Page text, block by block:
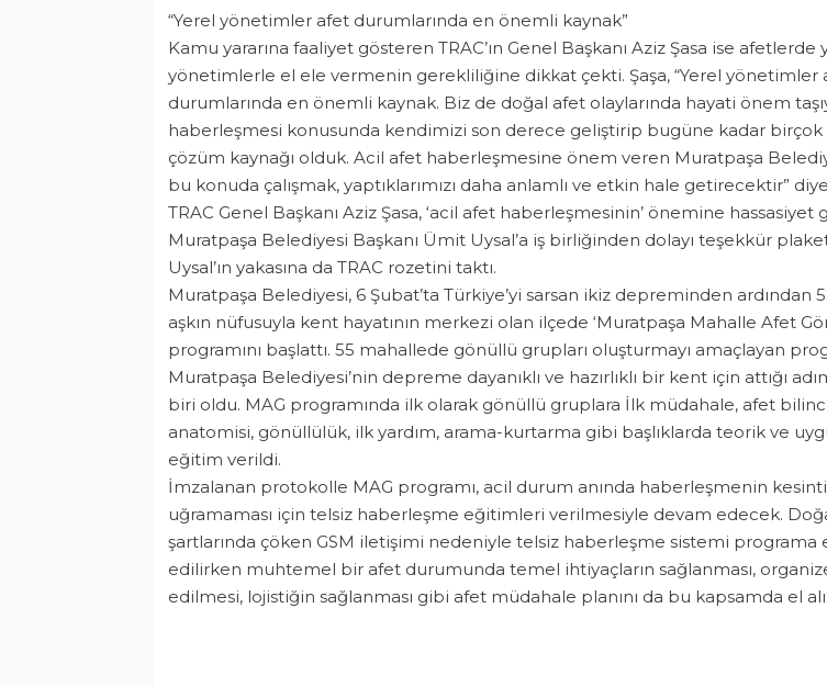
“Yerel yönetimler afet durumlarında en önemli kaynak”
Kamu yararına faaliyet gösteren TRAC’ın Genel Başkanı Aziz Şasa ise afetlerde
yönetimlerle el ele vermenin gerekliliğine dikkat çekti. Şaşa, “Yerel yönetimler
durumlarında en önemli kaynak. Biz de doğal afet olaylarında hayati önem
haberleşmesi konusunda kendimizi son derece geliştirip bugüne kadar birçok
çözüm kaynağı olduk. Acil afet haberleşmesine önem veren Muratpaşa
bu konuda çalışmak, yaptıklarımızı daha anlamlı ve etkin hale getirecektir”
TRAC Genel Başkanı Aziz Şasa, ‘acil afet haberleşmesinin’ önemine hassasiyet
Muratpaşa Belediyesi Başkanı Ümit Uysal’a iş birliğinden dolayı teşekkür
Uysal’ın yakasına da TRAC rozetini taktı.
Muratpaşa Belediyesi, 6 Şubat’ta Türkiye’yi sarsan ikiz depreminden ardından
aşkın nüfusuyla kent hayatının merkezi olan ilçede ‘Muratpaşa Mahalle Afet
programını başlattı. 55 mahallede gönüllü grupları oluşturmayı amaçlayan
Muratpaşa Belediyesi’nin depreme dayanıklı ve hazırlıklı bir kent için attığı
biri oldu. MAG programında ilk olarak gönüllü gruplara İlk müdahale, afet
anatomisi, gönüllülük, ilk yardım, arama-kurtarma gibi başlıklarda teorik ve
eğitim verildi.
İmzalanan protokolle MAG programı, acil durum anında haberleşmenin
uğramaması için telsiz haberleşme eğitimleri verilmesiyle devam edecek.
şartlarında çöken GSM iletişimi nedeniyle telsiz haberleşme sistemi programa
edilirken muhtemel bir afet durumunda temel ihtiyaçların sağlanması,
edilmesi, lojistiğin sağlanması gibi afet müdahale planını da bu kapsamda el
Büyükşehir’den 3 ilçeye 849 arı kovanı hibesi
Genel Genel